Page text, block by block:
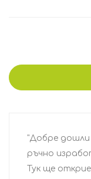
"Добре дошли
ръчно
Тук ще